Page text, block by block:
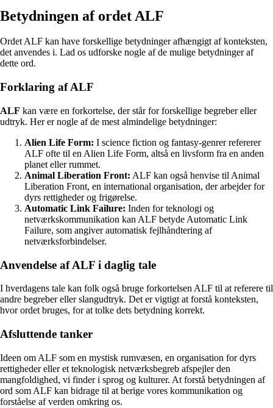
Betydningen af ordet ALF
Ordet ALF kan have forskellige betydninger afhængigt af konteksten,
det anvendes i. Lad os udforske nogle af de mulige betydninger af
dette ord.
Forklaring af ALF
ALF kan være en forkortelse, der står for forskellige begreber eller
udtryk. Her er nogle af de mest almindelige betydninger:
Alien Life Form: I science fiction og fantasy-genrer refererer
ALF ofte til en Alien Life Form, altså en livsform fra en anden
planet eller rummet.
Animal Liberation Front: ALF kan også henvise til Animal
Liberation Front, en international organisation, der arbejder for
dyrs rettigheder og frigørelse.
Automatic Link Failure: Inden for teknologi og
netværkskommunikation kan ALF betyde Automatic Link
Failure, som angiver automatisk fejlhåndtering af
netværksforbindelser.
Anvendelse af ALF i daglig tale
I hverdagens tale kan folk også bruge forkortelsen ALF til at referere til
andre begreber eller slangudtryk. Det er vigtigt at forstå konteksten,
hvor ordet bruges, for at tolke dets betydning korrekt.
Afsluttende tanker
Ideen om ALF som en mystisk rumvæsen, en organisation for dyrs
rettigheder eller et teknologisk netværksbegreb afspejler den
mangfoldighed, vi finder i sprog og kulturer. At forstå betydningen af
ord som ALF kan bidrage til at berige vores kommunikation og
forståelse af verden omkring os.